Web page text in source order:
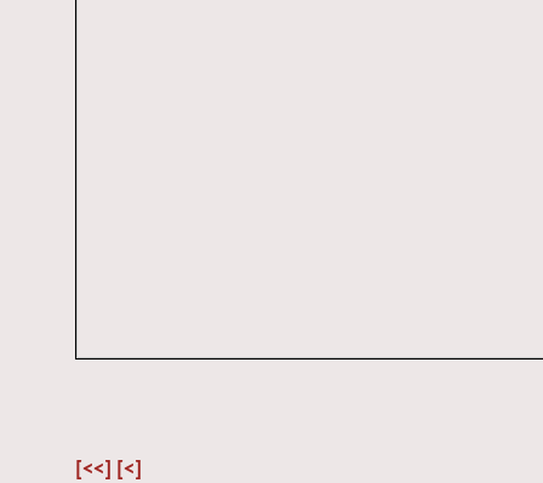
[<<] [<]